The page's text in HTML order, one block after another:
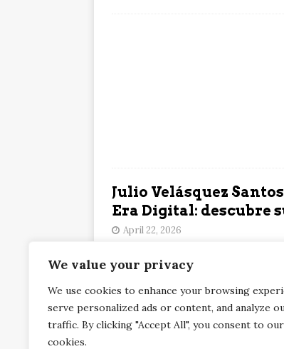
We value your privacy
We use cookies to enhance your browsing
serve personalized ads or content, and analyze
traffic. By clicking "Accept All", you consent to
cookies.
Julio Velásquez
Era Digital: descubre
April 22, 2026
Lanzamiento de Derechos de
Bogotá, con enfoque en industria
Velásquez Santos lanza en FILBo
industria musical se publicó